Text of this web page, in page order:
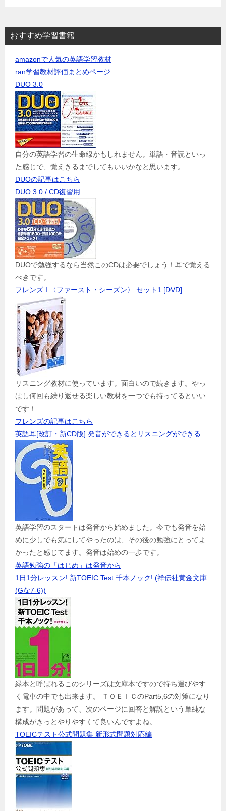
おすすめ学習書籍
amazonで人気の英語学習教材
ran学習教材評価まとめページ
DUO 3.0
自分の英語学習の生命線かもしれません。単語・音読といっ
た感じで、覚えきるまでしてもいいかなと思います。
DUOの記事はこちら
DUO 3.0 / CD復習用
DUOで勉強するなら当然このCDは必要でしょう！耳で覚える
べきです。
フレンズ I 〈ファースト・シーズン〉 セット1 [DVD]
リスニング教材に使っています。面白いので続きます。やっ
ぱし何回も繰り返せる楽しい教材を一つでも持ってるといい
です！
フレンズの記事はこちら
英語耳[改訂・新CD版] 発音ができるとリスニングができる
英語学習のスタートは発音から始めました。今でも発音を始
めに少しでも気にしてやったのは、その後の勉強にとってよ
かったと感じてます。発音は始めの一歩です。
英語勉強の「はじめ」は発音から
1日1分レッスン! 新TOEIC Test 千本ノック! (祥伝社黄金文庫
(Gな7-6))
緑本と呼ばれるこのシリーズは文庫本ですので持ち運びやす
く電車の中でも出来ます。 ＴＯＥＩＣのPart5,6の対策になり
ます。問題があって、次のページに回答と解説という単純な
構成がきっとやりやすくて良いんですよね。
TOEICテスト公式問題集 新形式問題対応編